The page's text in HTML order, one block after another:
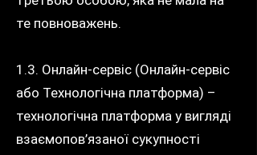
те повноважень.
1.3. Онлайн-сервіс (Онлайн-сервіс
або Технологічна платформа) –
технологічна платформа у вигляді
взаємопов’язаної сукупності